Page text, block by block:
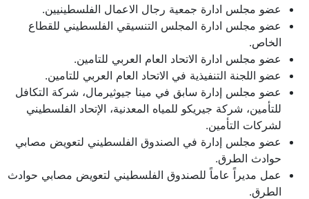
عضو مجلس ادارة جمعية رجال الاعمال الفلسطينيين.
عضو مجلس ادارة المجلس التنسيقي الفلسطيني للقطاع
الخاص.
عضو مجلس ادارة الاتحاد العام العربي للتامين.
عضو اللجنة التنفيذية في الاتحاد العام العربي للتامين.
عضو مجلس إدارة سابق في مينا جيوثيرمال، شركة التكافل
للتأمين، شركة جيريكو للمياه المعدنية، الإتحاد الفلسطيني
لشركات التأمين.
عضو مجلس إدارة في الصندوق الفلسطيني لتعويض مصابي
حوادث الطرق.
عمل مديراً عاماً للصندوق الفلسطيني لتعويض مصابي حوادث
الطرق.